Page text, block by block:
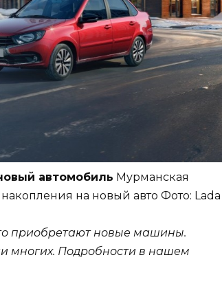
автомобиль Мурманская
на новый авто Фото: Lada
приобретают новые машины.
многих. Подробности в нашем